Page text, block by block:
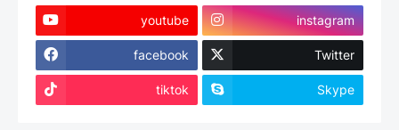
youtube instagram
facebook Twitter
tiktok Skype